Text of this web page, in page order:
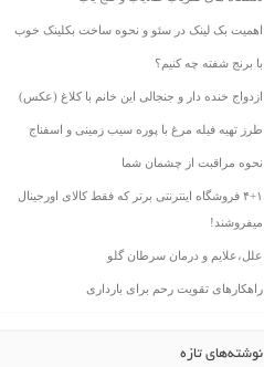
اهمیت بک لینک در سئو و نحوه ساخت بکلینک خوب
با برنج شفته چه کنیم؟
ازدواج خنده دار و جنجالی این خانم با کلاغ (عکس)
طرز تهیه فیله مرغ با پوره سیب زمینی و اسفناج
نحوه مراقبت از چشمان شما
۴+۱ فروشگاه اینترنتی برتر که فقط کالای اورجینال
میفروشند!
علل،علایم و درمان سرطان گلو
راهکارهای تقویت رحم برای بارداری
نوشته‌های تازه